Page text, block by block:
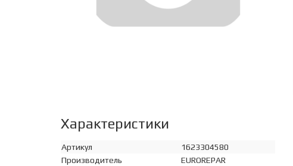
Характеристики
Артикул
1623304580
Производитель
EUROREPAR